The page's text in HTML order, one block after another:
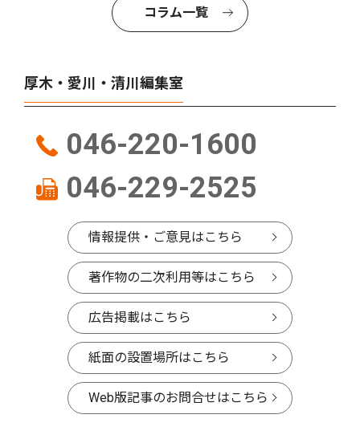
コラム一覧
厚木・愛川・清川編集室
046-220-1600
046-229-2525
情報提供・ご意見はこちら
著作物の二次利用等はこちら
広告掲載はこちら
紙面の設置場所はこちら
Web版記事のお問合せはこちら